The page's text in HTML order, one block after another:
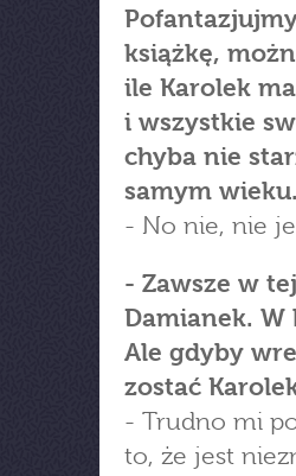
książkę,
ile Karolek
i wszystkie
chyba nie
samym wieku.
- No nie, nie
- Zawsze w
Damianek. W
Ale gdyby
zostać
- Trudno mi
to, że jest